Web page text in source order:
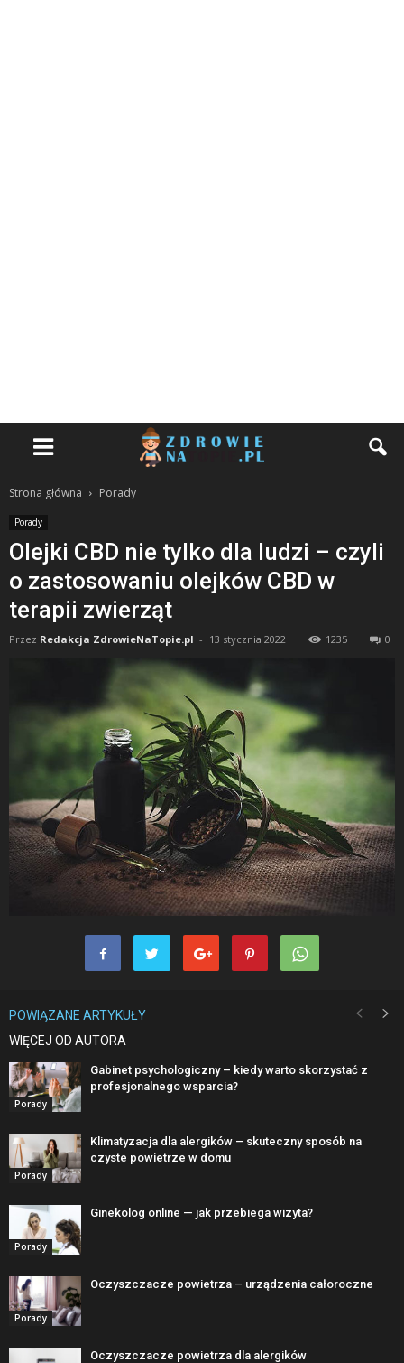
Strona główna Porady
Porady
Olejki CBD nie tylko dla ludzi – czyli
o zastosowaniu olejków CBD w
terapii zwierząt
Przez Redakcja ZdrowieNaTopie.pl - 13 stycznia 2022 1235 0
POWIĄZANE ARTYKUŁY
WIĘCEJ OD AUTORA
Porady
Gabinet psychologiczny – kiedy warto skorzystać z
profesjonalnego wsparcia?
Porady
Klimatyzacja dla alergików – skuteczny sposób na
czyste powietrze w domu
Porady
Ginekolog online — jak przebiega wizyta?
Porady
Oczyszczacze powietrza – urządzenia całoroczne
Oczyszczacze powietrza dla alergików